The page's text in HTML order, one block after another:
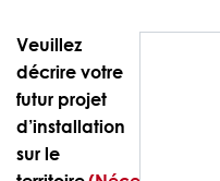
Veuillez
décrire votre
futur projet
d’installation
sur le